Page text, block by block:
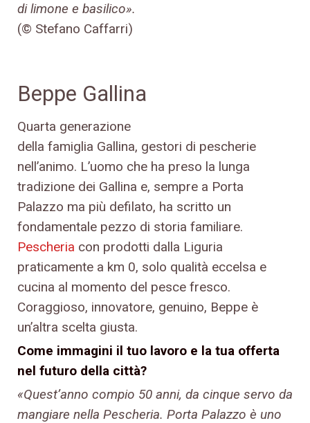
di limone e basilico».
(© Stefano Caffarri)
Beppe Gallina
Quarta generazione
della famiglia Gallina, gestori di pescherie
nell’animo. L’uomo che ha preso la lunga
tradizione dei Gallina e, sempre a Porta
Palazzo ma più defilato, ha scritto un
fondamentale pezzo di storia familiare.
Pescheria con prodotti dalla Liguria
praticamente a km 0, solo qualità eccelsa e
cucina al momento del pesce fresco.
Coraggioso, innovatore, genuino, Beppe è
un’altra scelta giusta.
Come immagini il tuo lavoro e la tua offerta
nel futuro della città?
«Quest’anno compio 50 anni, da cinque servo da
mangiare nella Pescheria. Porta Palazzo è uno